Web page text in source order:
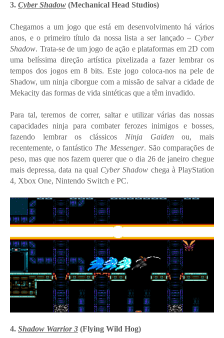
3. Cyber Shadow (Mechanical Head Studios)
Chegamos a um jogo que está em desenvolvimento há vários
anos, e o primeiro título da nossa lista a ser lançado – Cyber
Shadow. Trata-se de um jogo de ação e plataformas em 2D com
uma belíssima direção artística pixelizada a fazer lembrar os
tempos dos jogos em 8 bits. Este jogo coloca-nos na pele de
Shadow, um ninja ciborgue com a missão de salvar a cidade de
Mekacity das formas de vida sintéticas que a têm invadido.
Para tal, teremos de correr, saltar e utilizar várias das nossas
capacidades ninja para combater ferozes inimigos e bosses,
fazendo lembrar os clássicos Ninja Gaidenou, mais
recentemente, o fantástico The Messenger. São comparações de
peso, mas que nos fazem querer que o dia 26 de janeiro chegue
mais depressa, data na qual Cyber Shadow chega à PlayStation
4, Xbox One, Nintendo Switch e PC.
4. Shadow Warrior 3 (Flying Wild Hog)